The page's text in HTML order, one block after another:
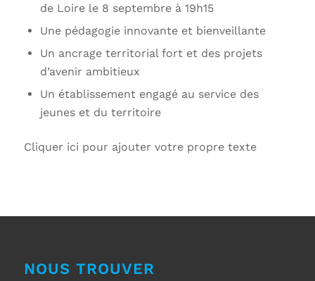
de Loire le 8 septembre à 19h15
Une pédagogie innovante et bienveillante
Un ancrage territorial fort et des projets
d’avenir ambitieux
Un établissement engagé au service des
jeunes et du territoire
Cliquer ici pour ajouter votre propre texte
NOUS TROUVER